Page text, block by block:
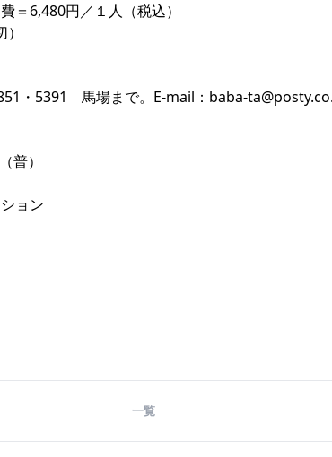
6,480円／１人（税込）
・5391 馬場まで。E-mail：baba-
普）
ョン
一覧